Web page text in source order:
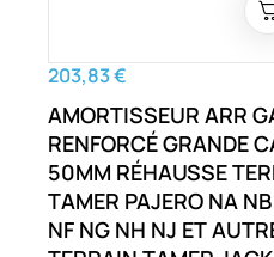
203,83 €
AMORTISSEUR ARR
RENFORCÉ GRANDE
50MM RÉHAUSSE
TAMER PAJERO NA
NF NG NH NJ ET